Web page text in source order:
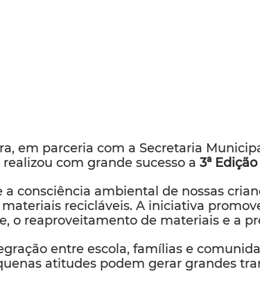
em parceria com a Secretaria
com grande sucesso a 3ª
consciência ambiental de nossas
recicláveis. A iniciativa
o reaproveitamento de materiais e a
entre escola, famílias e
atitudes podem gerar grandes